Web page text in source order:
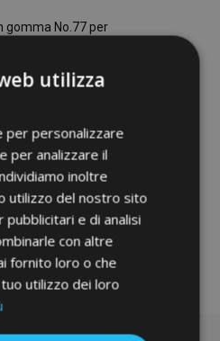
gomma No.77 per
€
Al Carrello
Aggiungi
alla
lista
desideri
utilizza
per personalizzare
per analizzare il
inoltre
utilizzo del nostro sito
e di analisi
con altre
fornito loro o che
utilizzo dei loro